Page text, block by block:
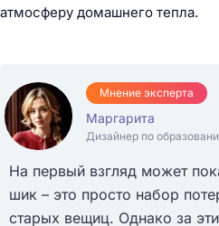
атмосферу домашнего тепла.
Мнение эксперта
Маргарита
Дизайнер по
На первый взгляд может
шик – это просто набор
старых вещиц. Однако за